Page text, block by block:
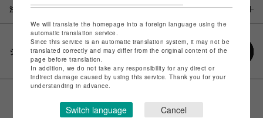
注意事項
シェアする
We will translate the homepage into a foreign language using the
automatic translation service.
Since this service is an automatic translation system, it may not be
translated correctly and may differ from the original content of the
page before translation.
In addition, we do not take any responsibility for any direct or
indirect damage caused by using this service. Thank you for your
understanding in advance.
Switch language Cancel